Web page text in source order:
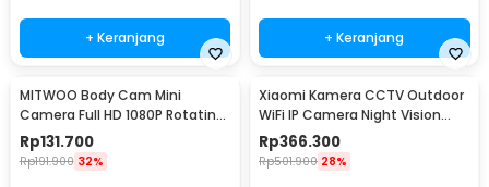
+ Keranjang + Keranjang
MITWOO Body Cam Mini
Camera Full HD 1080P Rotating
Lens 400mAh - D3
Rp131.700
Rp191.900 32%
Xiaomi Kamera CCTV Outdoor
WiFi IP Camera Night Vision
IP65 2MP 1080P - AW200
Rp366.300
Rp501.900 28%